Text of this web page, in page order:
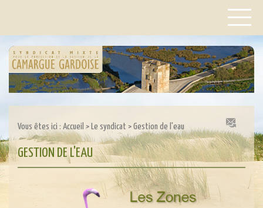
Vous êtes ici : Accueil > Le syndicat > Gestion de l'eau
GESTION DE L'EAU